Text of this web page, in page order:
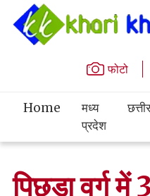
फोटो
Home
मध्य
प्रदेश
पिछड़ा वर्ग में